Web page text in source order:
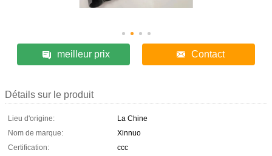
meilleur prix Contact
Détails sur le produit
Lieu d'origine:
La Chine
Nom de marque:
Xinnuo
Certification:
ccc